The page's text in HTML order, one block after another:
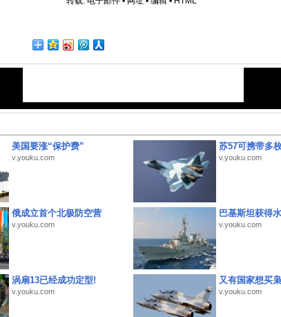
美国要涨“保护费”
v.youku.com
苏57可携带多
v.youku.com
俄成立首个北极防空营
v.youku.com
巴基斯坦获得
v.youku.com
涡扇13已经成功定型!
v.youku.com
又有国家想买
v.youku.com